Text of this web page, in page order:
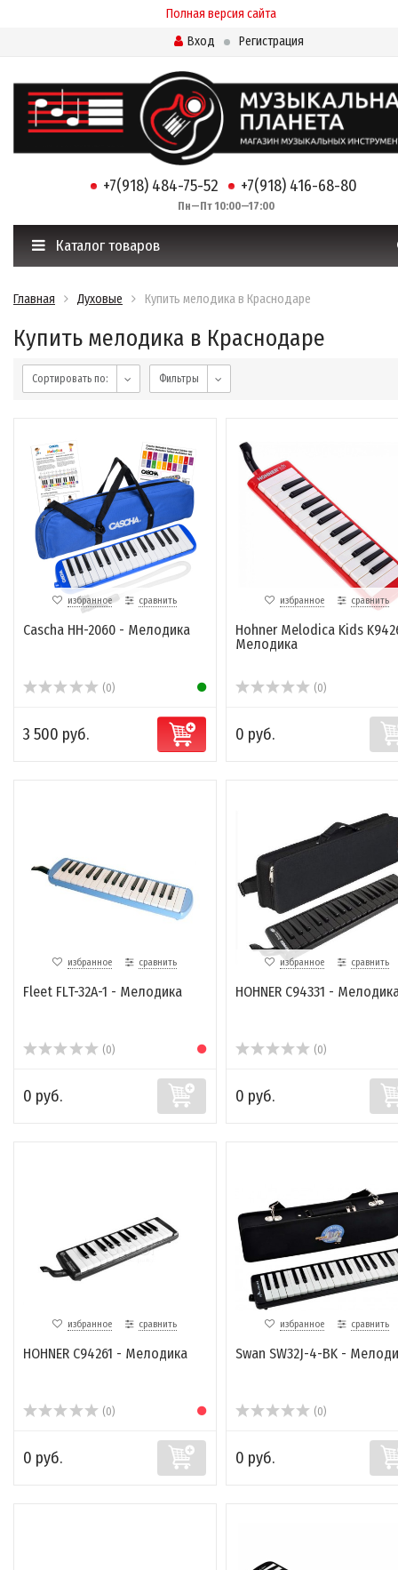
Полная версия сайта
Вход
Регистрация
+7(918) 484-75-52 +7(918) 416-68-80
Пн—Пт 10:00—17:00
Каталог товаров
Главная Духовые Купить мелодика в Краснодаре
Купить мелодика в Краснодаре
Сортировать по: Фильтры
избранное сравнить
Cascha HH-2060 - Мелодика
(0)
3 500 руб.
избранное сравнить
Hohner Melodica Kids
Мелодика
(0)
0 руб.
избранное сравнить
Fleet FLT-32A-1 - Мелодика
(0)
0 руб.
избранное сравнить
HOHNER C94331 -
(0)
0 руб.
избранное сравнить
HOHNER C94261 - Мелодика
(0)
0 руб.
избранное сравнить
Swan SW32J-4-BK -
(0)
0 руб.